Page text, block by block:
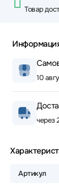
Товар
10
через
Артикул